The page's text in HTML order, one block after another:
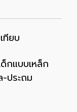
ทียบ
กแบบเหล็ก
ประถม